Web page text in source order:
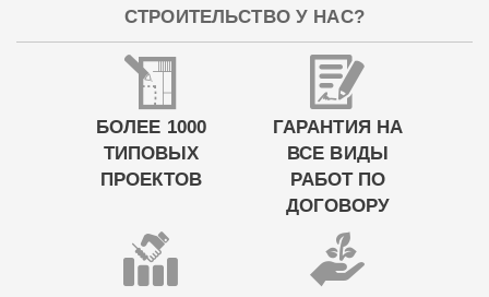
СТРОИТЕЛЬСТВО У НАС?
БОЛЕЕ 1000
ТИПОВЫХ
ПРОЕКТОВ
ГАРАНТИЯ НА
ВСЕ ВИДЫ
РАБОТ ПО
ДОГОВОРУ